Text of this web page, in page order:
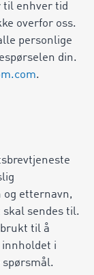
til enhver tid
overfor oss.
personlige
din.
.
etternavn,
sendes til.
til å
innholdet i